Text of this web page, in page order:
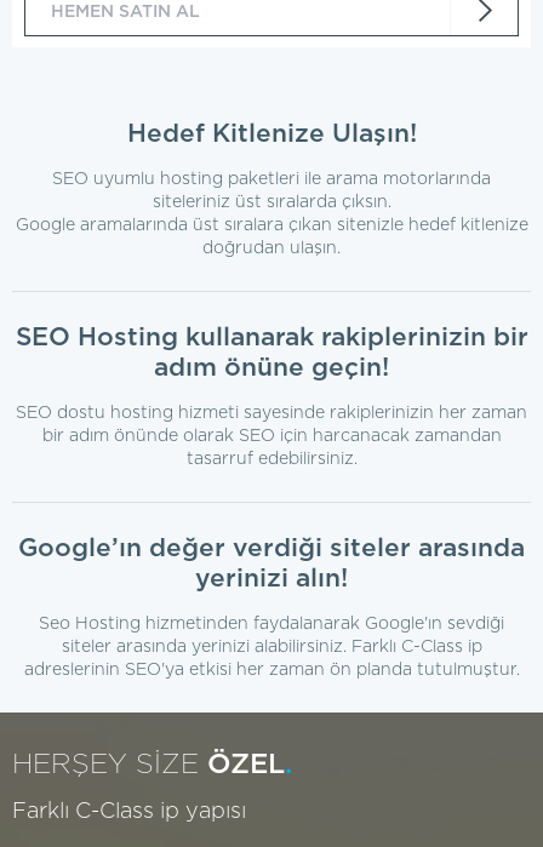
HEMEN SATIN AL
Hedef Kitlenize Ulaşın!
SEO uyumlu hosting paketleri ile arama motorlarında
siteleriniz üst sıralarda çıksın.
Google aramalarında üst sıralara çıkan sitenizle hedef kitlenize
doğrudan ulaşın.
SEO Hosting kullanarak rakiplerinizin bir
adım önüne geçin!
SEO dostu hosting hizmeti sayesinde rakiplerinizin her zaman
bir adım önünde olarak SEO için harcanacak zamandan
tasarruf edebilirsiniz.
Google’ın değer verdiği siteler arasında
yerinizi alın!
Seo Hosting hizmetinden faydalanarak Google'ın sevdiği
siteler arasında yerinizi alabilirsiniz. Farklı C-Class ip
adreslerinin SEO'ya etkisi her zaman ön planda tutulmuştur.
HERŞEY SİZE ÖZEL.
Farklı C-Class ip yapısı